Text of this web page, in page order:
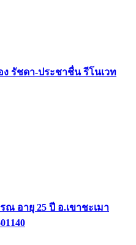
รัชดา-ประชาชื่น รีโนเวท
อายุ 25 ปี อ.เขาชะเมา